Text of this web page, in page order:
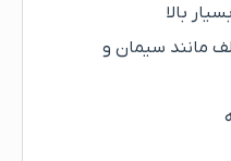
بالا
مانند سیمان و